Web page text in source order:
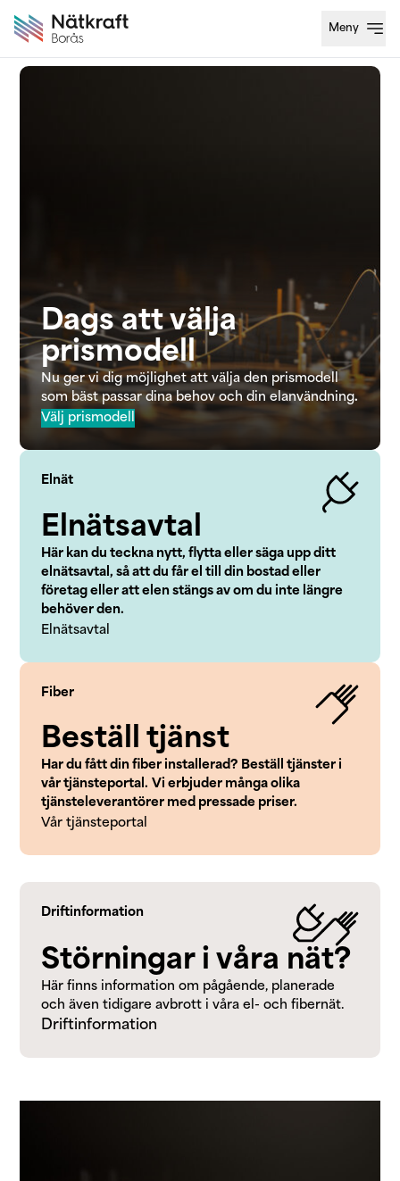
Meny
Dags att välja
prismodell
Nu ger vi dig möjlighet att välja den prismodell
som bäst passar dina behov och din elanvändning.
Välj prismodell
Elnät
Elnätsavtal
Här kan du teckna nytt, flytta eller säga upp ditt
elnätsavtal, så att du får el till din bostad eller
företag eller att elen stängs av om du inte längre
behöver den.
Elnätsavtal
Fiber
Beställ tjänst
Har du fått din fiber installerad? Beställ tjänster i
vår tjänsteportal. Vi erbjuder många olika
tjänsteleverantörer med pressade priser.
Vår tjänsteportal
Driftinformation
Störningar i våra nät?
Här finns information om pågående, planerade
och även tidigare avbrott i våra el- och fibernät.
Driftinformation